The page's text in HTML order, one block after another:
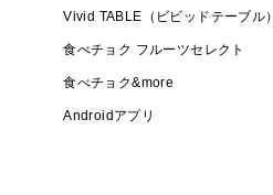
Vivid TABLE（ビビッドテーブル）
食べチョク フルーツセレクト
食べチョク&more
Androidアプリ